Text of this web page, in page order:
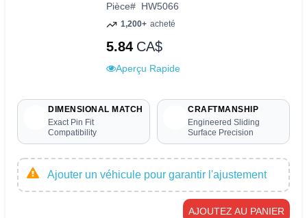
Pièce# HW5066
1,200+ acheté
5.84 CA$
Aperçu Rapide
DIMENSIONAL MATCH
Exact Pin Fit
Compatibility
CRAFTMANSHIP
Engineered Sliding
Surface Precision
Ajouter un véhicule pour garantir l'ajustement
AJOUTEZ AU PANIER